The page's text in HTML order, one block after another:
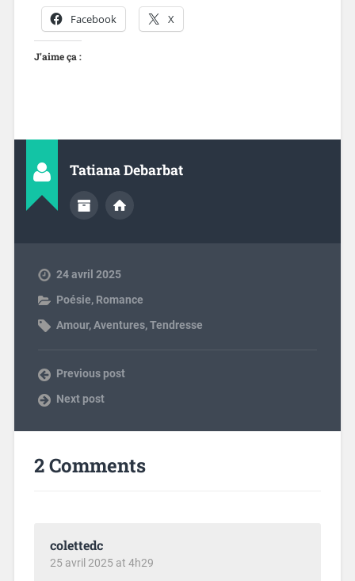
Facebook X
J’aime ça :
Tatiana Debarbat
24 avril 2025
Poésie, Romance
Amour,Aventures,Tendresse
Previous post
Next post
2 Comments
colettedc
25 avril 2025 at 4h29